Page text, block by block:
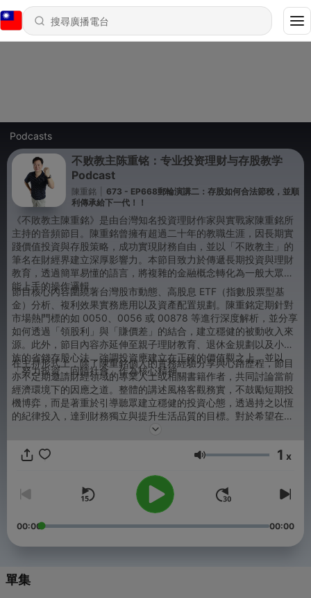
Podcasts
不败教主陈重铭：专业投资理财与存股教学
Podcast
陳重銘
673 - EP668郵輪演講二：存股如何合法節稅，並順
利傳承給下一代！！
《不敗教主陳重銘》是由台灣知名投資理財作家與實戰家陳重銘所
主持的音頻節目。陳重銘曾擁有超過二十年的教職生涯，因長期實
踐價值投資與存股策略，成功實現財務自由，並以「不敗教主」的
筆名在財經界建立深厚影響力。本節目致力於傳遞長期投資與理財
教育，透過簡單易懂的語言，將複雜的金融概念轉化為一般大眾皆
能上手的操作邏輯。
節目核心內容圍繞著台灣股市動態、高股息 ETF（指數股票型基
金）分析、複利效果實務應用以及資產配置規劃。陳重銘定期針對
市場熱門標的如 0050、0056 或 00878 等進行深度解析，並分享
如何透過「領股利」與「賺價差」的結合，建立穩健的被動收入來
源。此外，節目內容亦延伸至親子理財教育、退休金規劃以及小資
族的省錢存股心法，強調投資應建立在正確的價值觀之上，並以
「努力投資，回饋社會」作為核心精神。
在主持形式上，除了陳重銘個人的實務經驗分享與心路歷程，節目
亦不定期邀請財經領域的專業人士或相關書籍作者，共同討論當前
經濟環境下的因應之道。整體的講述風格客觀務實，不鼓勵短期投
機博弈，而是著重於引導聽眾建立穩健的投資心態，透過持之以恆
的紀律投入，達到財務獨立與提升生活品質的目標。對於希望在繁
雜市場資訊中尋求系統化理財知識的聽眾而言，這是一個提供實務
音量 1 x
00:00 00:00
單集